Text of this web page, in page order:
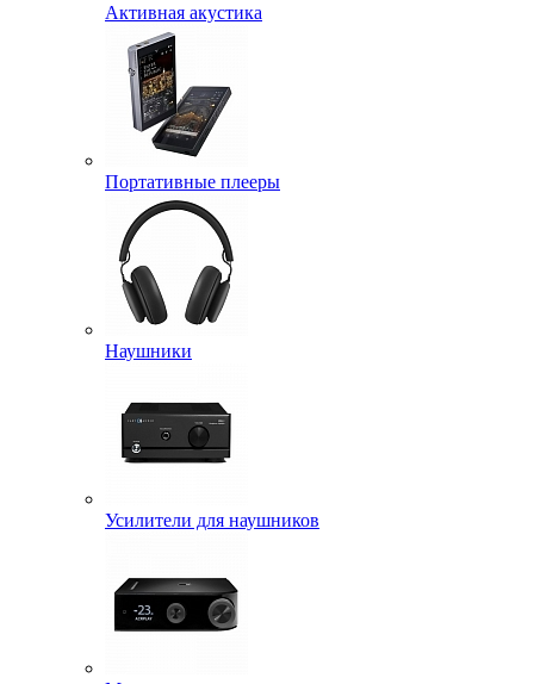
Активная акустика
Портативные плееры
Наушники
Усилители для наушников